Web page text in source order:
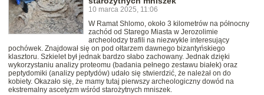
10 marca 2025, 11:06
W Ramat Shlomo, około 3 kilometrów na północny
zachód od Starego Miasta w Jerozolimie
archeolodzy trafili na niezwykle interesujący
pochówek. Znajdował się on pod ołtarzem dawnego bizantyńskiego
klasztoru. Szkielet był jednak bardzo słabo zachowany. Jednak dzięki
wykorzystaniu analizy proteomu (badania pełnego zestawu białek) oraz
peptydomiki (analizy peptydów) udało się stwierdzić, że należał on do
kobiety. Okazało się, że mamy tutaj pierwszy archeologiczny dowód na
ekstremalny ascetyzm wśród starożytnych mniszek.